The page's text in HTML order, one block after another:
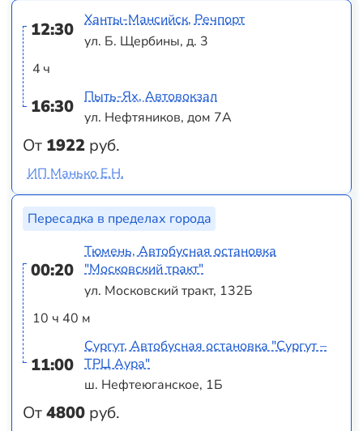
12:30
4 ч
16:30
От 1922 руб.
Ханты-Мансийск, Речпорт
ул. Б. Щербины, д. 3
Пыть-Ях, Автовокзал
ул. Нефтяников, дом 7А
ИП Манько Е.Н.
Пересадка в пределах города
00:20
10 ч 40 м
11:00
От4800 руб.
Тюмень, Автобусная остановка
"Московский тракт"
ул. Московский тракт, 132Б
Сургут, Автобусная остановка "Сургут –
ТРЦ Аура"
ш. Нефтеюганское, 1Б